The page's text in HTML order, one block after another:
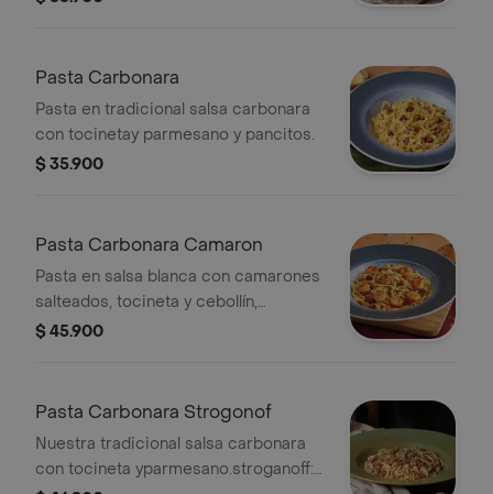
Pasta Carbonara
Pasta en tradicional salsa carbonara
con tocinetay parmesano y pancitos.
$ 35.900
Pasta Carbonara Camaron
Pasta en salsa blanca con camarones
salteados, tocineta y cebollín,
acompañada de parmesano y
$ 45.900
Pasta Carbonara Strogonof
Nuestra tradicional salsa carbonara
con tocineta yparmesano.stroganoff: